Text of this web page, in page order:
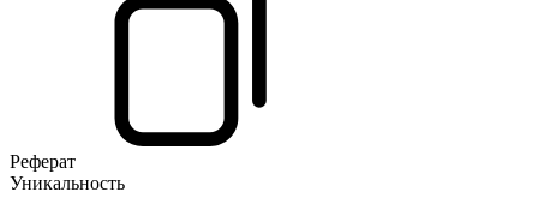
Реферат
Уникальность